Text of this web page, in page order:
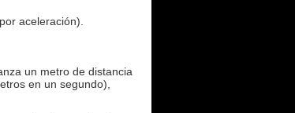
aceleración).
un metro de distancia
en un segundo),